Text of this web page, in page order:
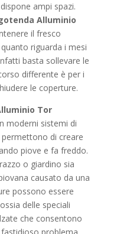
ampi spazi.
Alluminio
il fresco
quanto riguarda i mesi
basta sollevare le
differente è per i
le coperture.
Tor
moderni sistemi di
di creare
piove e fa freddo.
o giardino sia
causato da una
possono essere
delle speciali
che consentono